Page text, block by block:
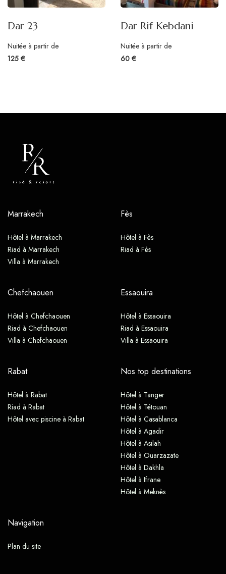
Dar 23
Nuitée à partir de
125 €
Dar Rif Kebdani
Nuitée à partir de
60 €
Marrakech
Hôtel à Marrakech
Riad à Marrakech
Villa à Marrakech
Fès
Hôtel à Fès
Riad à Fès
Chefchaouen
Hôtel à Chefchaouen
Riad à Chefchaouen
Villa à Chefchaouen
Essaouira
Hôtel à Essaouira
Riad à Essaouira
Villa à Essaouira
Rabat
Hôtel à Rabat
Riad à Rabat
Hôtel avec piscine à Rabat
Nos top destinations
Hôtel à Tanger
Hôtel à Tétouan
Hôtel à Casablanca
Hôtel à Agadir
Hôtel à Asilah
Hôtel à Ouarzazate
Hôtel à Dakhla
Hôtel à Ifrane
Hôtel à Meknès
Navigation
Plan du site